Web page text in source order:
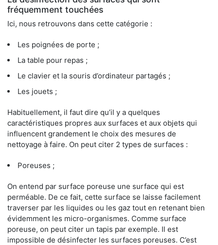
fréquemment touchées
Ici, nous retrouvons dans cette catégorie :
Les poignées de porte ;
La table pour repas ;
Le clavier et la souris d’ordinateur partagés ;
Les jouets ;
Habituellement, il faut dire qu’il y a quelques
caractéristiques propres aux surfaces et aux objets qui
influencent grandement le choix des mesures de
nettoyage à faire. On peut citer 2 types de surfaces :
Poreuses ;
On entend par surface poreuse une surface qui est
perméable. De ce fait, cette surface se laisse facilement
traverser par les liquides ou les gaz tout en retenant bien
évidemment les micro-organismes. Comme surface
poreuse, on peut citer un tapis par exemple. Il est
impossible de désinfecter les surfaces poreuses. C’est